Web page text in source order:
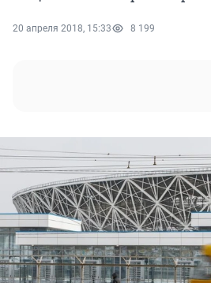
20 апреля 2018, 15:33 8 199